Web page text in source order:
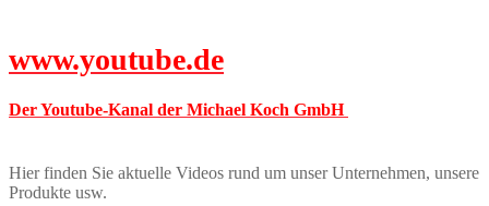
www.youtube.de
Der Youtube-Kanal der Michael Koch GmbH
Hier finden Sie aktuelle Videos rund um unser Unternehmen, unsere
Produkte usw.